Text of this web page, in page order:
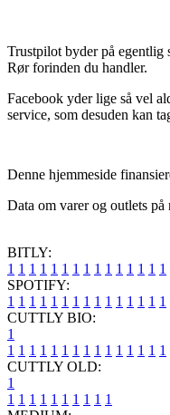
Trustpilot byder på egentlig
Rør forinden du handler.
Facebook yder lige så vel
service, som desuden kan
Denne hjemmeside
Data om varer og outlets på
BITLY:
1 1 1 1 1 1 1 1 1 1 1 1 1 1 1
SPOTIFY:
1 1 1 1 1 1 1 1 1 1 1 1 1 1 1
CUTTLY BIO:
1
1 1 1 1 1 1 1 1 1 1 1 1 1 1 1
CUTTLY OLD:
1
1 1 1 1 1 1 1 1 1 1